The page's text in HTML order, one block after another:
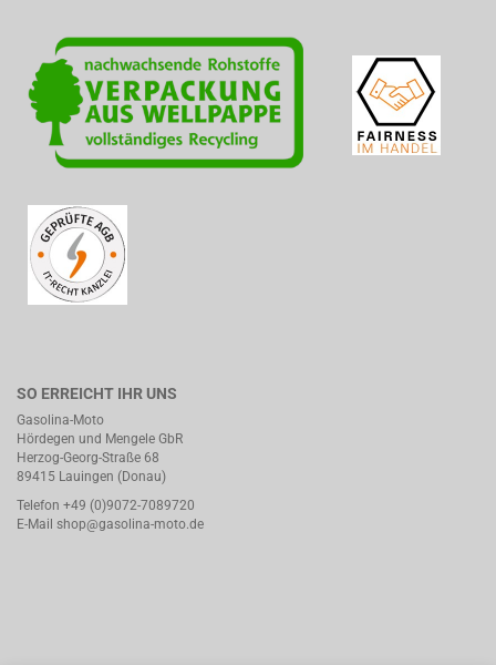
SO ERREICHT IHR UNS
Gasolina-Moto
Hördegen und Mengele GbR
Herzog-Georg-Straße 68
89415 Lauingen (Donau)
Telefon +49 (0)9072-7089720
E-Mail shop@gasolina-moto.de